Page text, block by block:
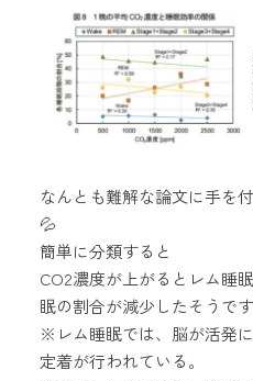
なんとも難解な論文に手を
💦
簡単に分類すると
CO2濃度が上がるとレム睡
眠の割合が減少したそうです
※レム睡眠では、脳が活発
定着が行われている。